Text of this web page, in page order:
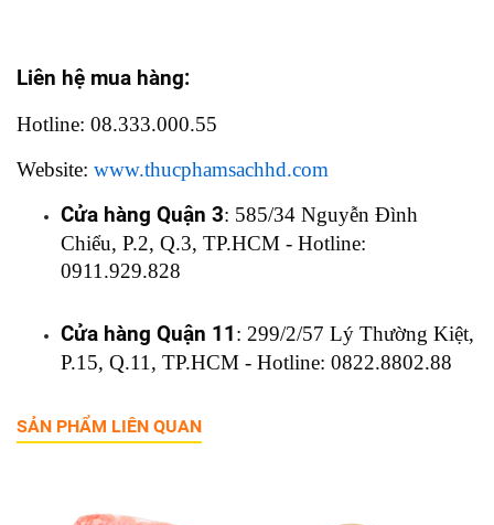
Liên hệ mua hàng:
Hotline: 08.333.000.55
Website: www.thucphamsachhd.com
Cửa hàng Quận 3: 585/34 Nguyễn Đình
Chiểu, P.2, Q.3, TP.HCM - Hotline:
0911.929.828
Cửa hàng Quận 11 : 299/2/57 Lý Thường Kiệt,
P.15, Q.11, TP.HCM - Hotline: 0822.8802.88
SẢN PHẨM LIÊN QUAN